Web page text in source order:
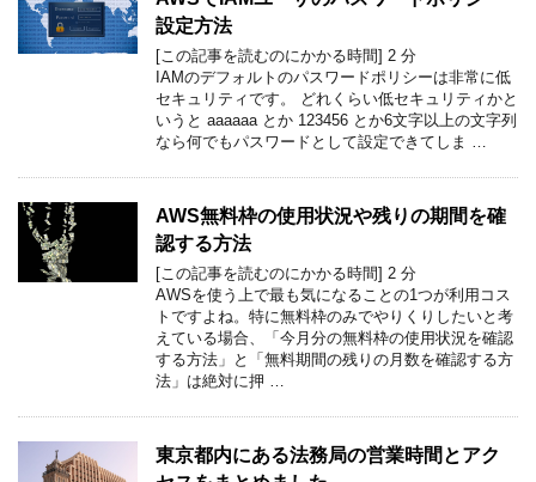
設定方法
[この記事を読むのにかかる時間] 2 分
IAMのデフォルトのパスワードポリシーは非常に低
セキュリティです。 どれくらい低セキュリティかと
いうと aaaaaa とか 123456 とか6文字以上の文字列
なら何でもパスワードとして設定できてしま …
AWS無料枠の使用状況や残りの期間を確
認する方法
[この記事を読むのにかかる時間] 2 分
AWSを使う上で最も気になることの1つが利用コス
トですよね。特に無料枠のみでやりくりしたいと考
えている場合、「今月分の無料枠の使用状況を確認
する方法」と「無料期間の残りの月数を確認する方
法」は絶対に押 …
東京都内にある法務局の営業時間とアク